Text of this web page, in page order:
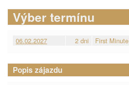
Výber termínu
06.02.2027 2 dni First Minute
Popis zájazdu